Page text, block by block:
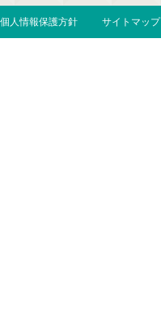
個人情報保護方針 サイトマップ